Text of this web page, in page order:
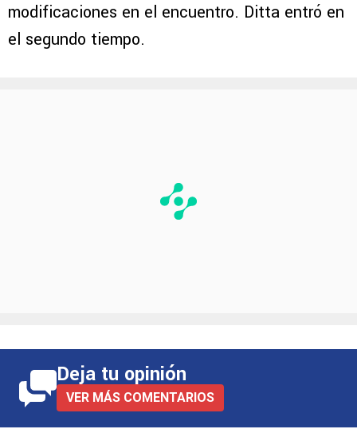
modificaciones en el encuentro. Ditta entró en
el segundo tiempo.
Deja tu opinión
VER MÁS COMENTARIOS